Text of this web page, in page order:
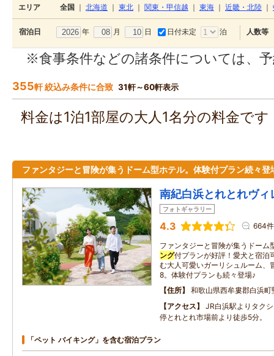
エリア 全国 北海道 東北 関東・甲信越 東海 近畿・北陸
宿泊日 年 月 日 日付未定 泊 人数等
※食事条件などの諸条件については、
355軒 絞込み条件に合致 31軒～60軒表示
料金は1泊1部屋の大人1名分の料金で
ファンタジーと冒険が集うドーム型ホテル。体験付プラン続々登
南紀白浜とれとれヴィ
フォトギャラリー
4.3 664件
ファンタジーと冒険が集うドーム
ング付プランが好評！愛犬と宿泊
む大人可愛いガーリシュルーム、
8。体験付プランも続々登場♪
住所
和歌山県西牟婁郡白浜
アクセス
JR白浜駅よりタク
停とれとれ市場前より徒歩5分。
「ペット バイキング」を含む宿泊プラン